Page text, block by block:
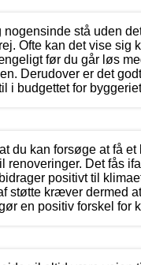
nogensinde stå uden
Ofte kan det vise sig
før du går løs
Derudover er det
i budgettet for
du kan forsøge at få et
renoveringer. Det fås
positivt til
støtte kræver dermed at
en positiv forskel for